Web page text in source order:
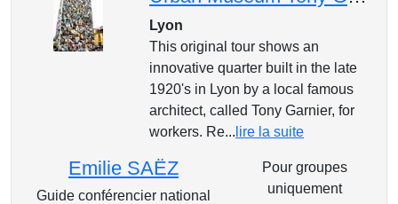
Lyon
This original tour shows an
innovative quarter built in the late
1920's in Lyon by a local famous
architect, called Tony Garnier, for
workers. Re... lire la suite
Emilie SAËZ
Guide conférencier national
Pour groupes
uniquement